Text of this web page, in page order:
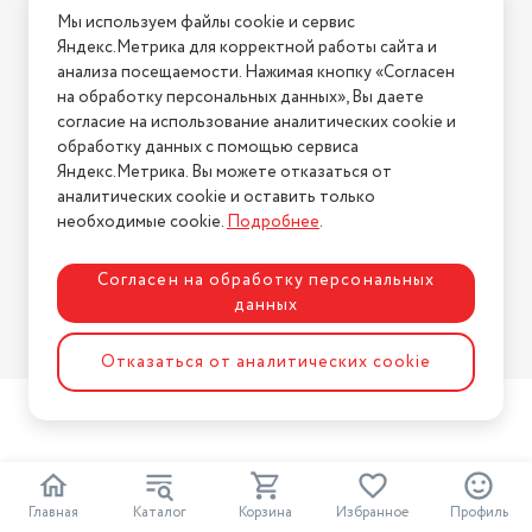
Главная Каталог Корзина Избранное Профиль
Тип кондиционера
сплит-система
Тип внутреннего блока
настенный
UV-лампа ( антибактериальная)
нет
Голосовой помощник
Нет
Гарантийный срок
3 года
Страна-изготовитель
Китай
Максимальный уровень шума
33 дБ
1) Внутренний блок - 1 шт. 2)
Внешний блок - 1 шт. 3) Паспорт
- 4 шт. 4) Пульт ДУ - 1 шт. 5)
охлаждении
685 Вт
Потребляемая мощность при
Условия возврата
Нашли ошибку на сайте? Напишите нам
2026 © Интернет-магазин "АстМаркет". У нас есть всё!
Политика конфиденциальности
Разработка сайтаASTDESIGN
Мы используем файлы cookie и сервис
Яндекс.Метрика для корректной работы сайта и
анализа посещаемости. Нажимая кнопку «Согласен
на обработку персональных данных», Вы даете
согласие на использование аналитических cookie и
обработку данных с помощью сервиса
Яндекс.Метрика. Вы можете отказаться от
аналитических cookie и оставить только
необходимые cookie.Подробнее.
Согласен на обработку персональных
данных
Отказаться от аналитических cookie